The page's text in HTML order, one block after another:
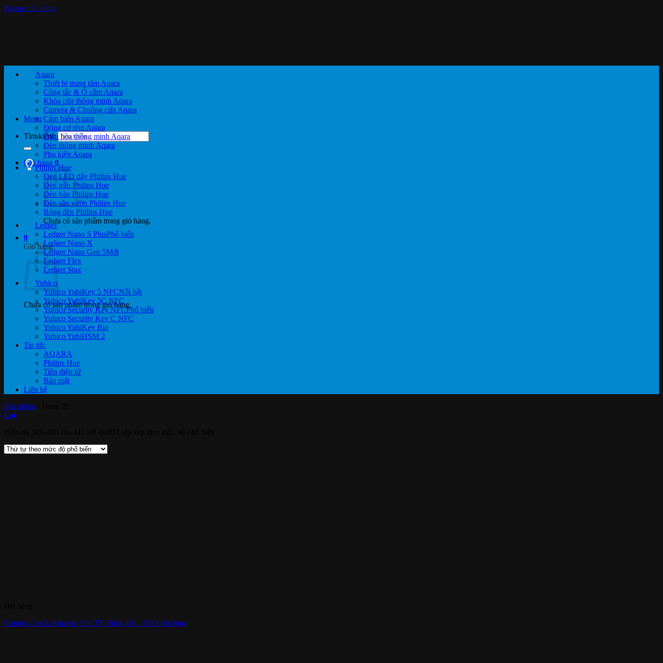
Bỏ qua nội dung
Menu
Tìm kiếm:
Giỏ hàng 0
Chưa có sản phẩm trong giỏ hàng.
0
Giỏ hàng
Chưa có sản phẩm trong giỏ hàng.
Aqara
Thiết bị trung tâm Aqara
Công tắc & Ổ cắm Aqara
Khóa cửa thông minh Aqara
Camera & Chuông cửa Aqara
Cảm biến Aqara
Động cơ rèm Aqara
Điều hòa thông minh Aqara
Đèn thông minh Aqara
Phụ kiện Aqara
Philips Hue
Đèn LED dây Philips Hue
Đèn trần Philips Hue
Đèn bàn Philips Hue
Đèn sân vườn Philips Hue
Bóng đèn Philips Hue
Ledger
Ledger Nano S Plus
Ledger Nano X
Ledger Nano Gen 5
Ledger Flex
Ledger Stax
Yubico
Yubico YubiKey 5 NFC
Yubico YubiKey 5C NFC
Yubico Security Key NFC
Yubico Security Key C NFC
Yubico YubiKey Bio
Yubico YubiHSM 2
Tin tức
AQARA
Philips Hue
Tiền điện tử
Bảo mật
Liên hệ
Sản phẩm
Lọc
Combo 2 pack Amazon Fire TV Stick 4K – Tiết kiệm hơn